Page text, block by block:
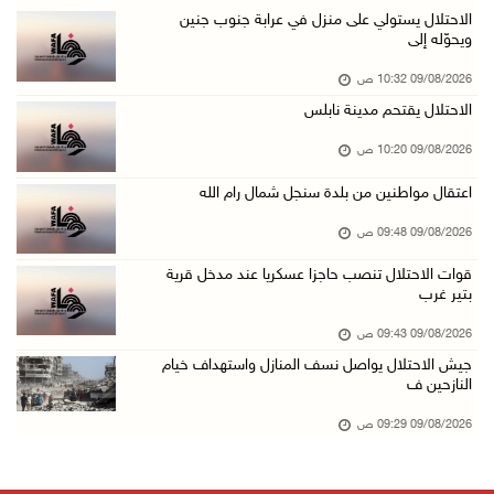
الملتقى الثاني لـ"شعراء من أجل فلسطين" في الأ ...
09/آب/2026 09:13 ص
مستعمرون إرهابيون يحرقون مسكنا بمسافر يطا جنو ...
أسعار العملات مقابل الشيقل
09/آب/2026 08:44 ص
الاحتلال يقتحم عدة قرى في نابلس ويداهم منازل ...
أبرز عناوين الصحف الفلسطينية
09/آب/2026 08:32 ص
مستعمرون إرهابيون يسرقون جرارا زراعيا من بيت ...
حملة في الولايات المتحدة تدعو الأطباء لمقاطعة ...
الاحتلال يستولي على منزل في عرابة جنوب جنين
ويحوّله إلى
09/08/2026 10:32 ص
الاحتلال يقتحم مدينة نابلس
09/08/2026 10:20 ص
اعتقال مواطنين من بلدة سنجل شمال رام الله
09/08/2026 09:48 ص
قوات الاحتلال تنصب حاجزا عسكريا عند مدخل قرية
بتير غرب
09/08/2026 09:43 ص
جيش الاحتلال يواصل نسف المنازل واستهداف خيام
النازحين ف
09/08/2026 09:29 ص